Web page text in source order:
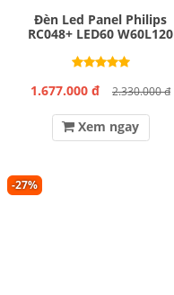
Đèn Led Panel Philips
RC048+ LED60 W60L120
1.677.000 đ 2.330.000 đ
Xem ngay
-27%